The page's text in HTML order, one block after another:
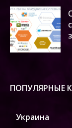
ПОПУЛЯРНЫЕ
Украина